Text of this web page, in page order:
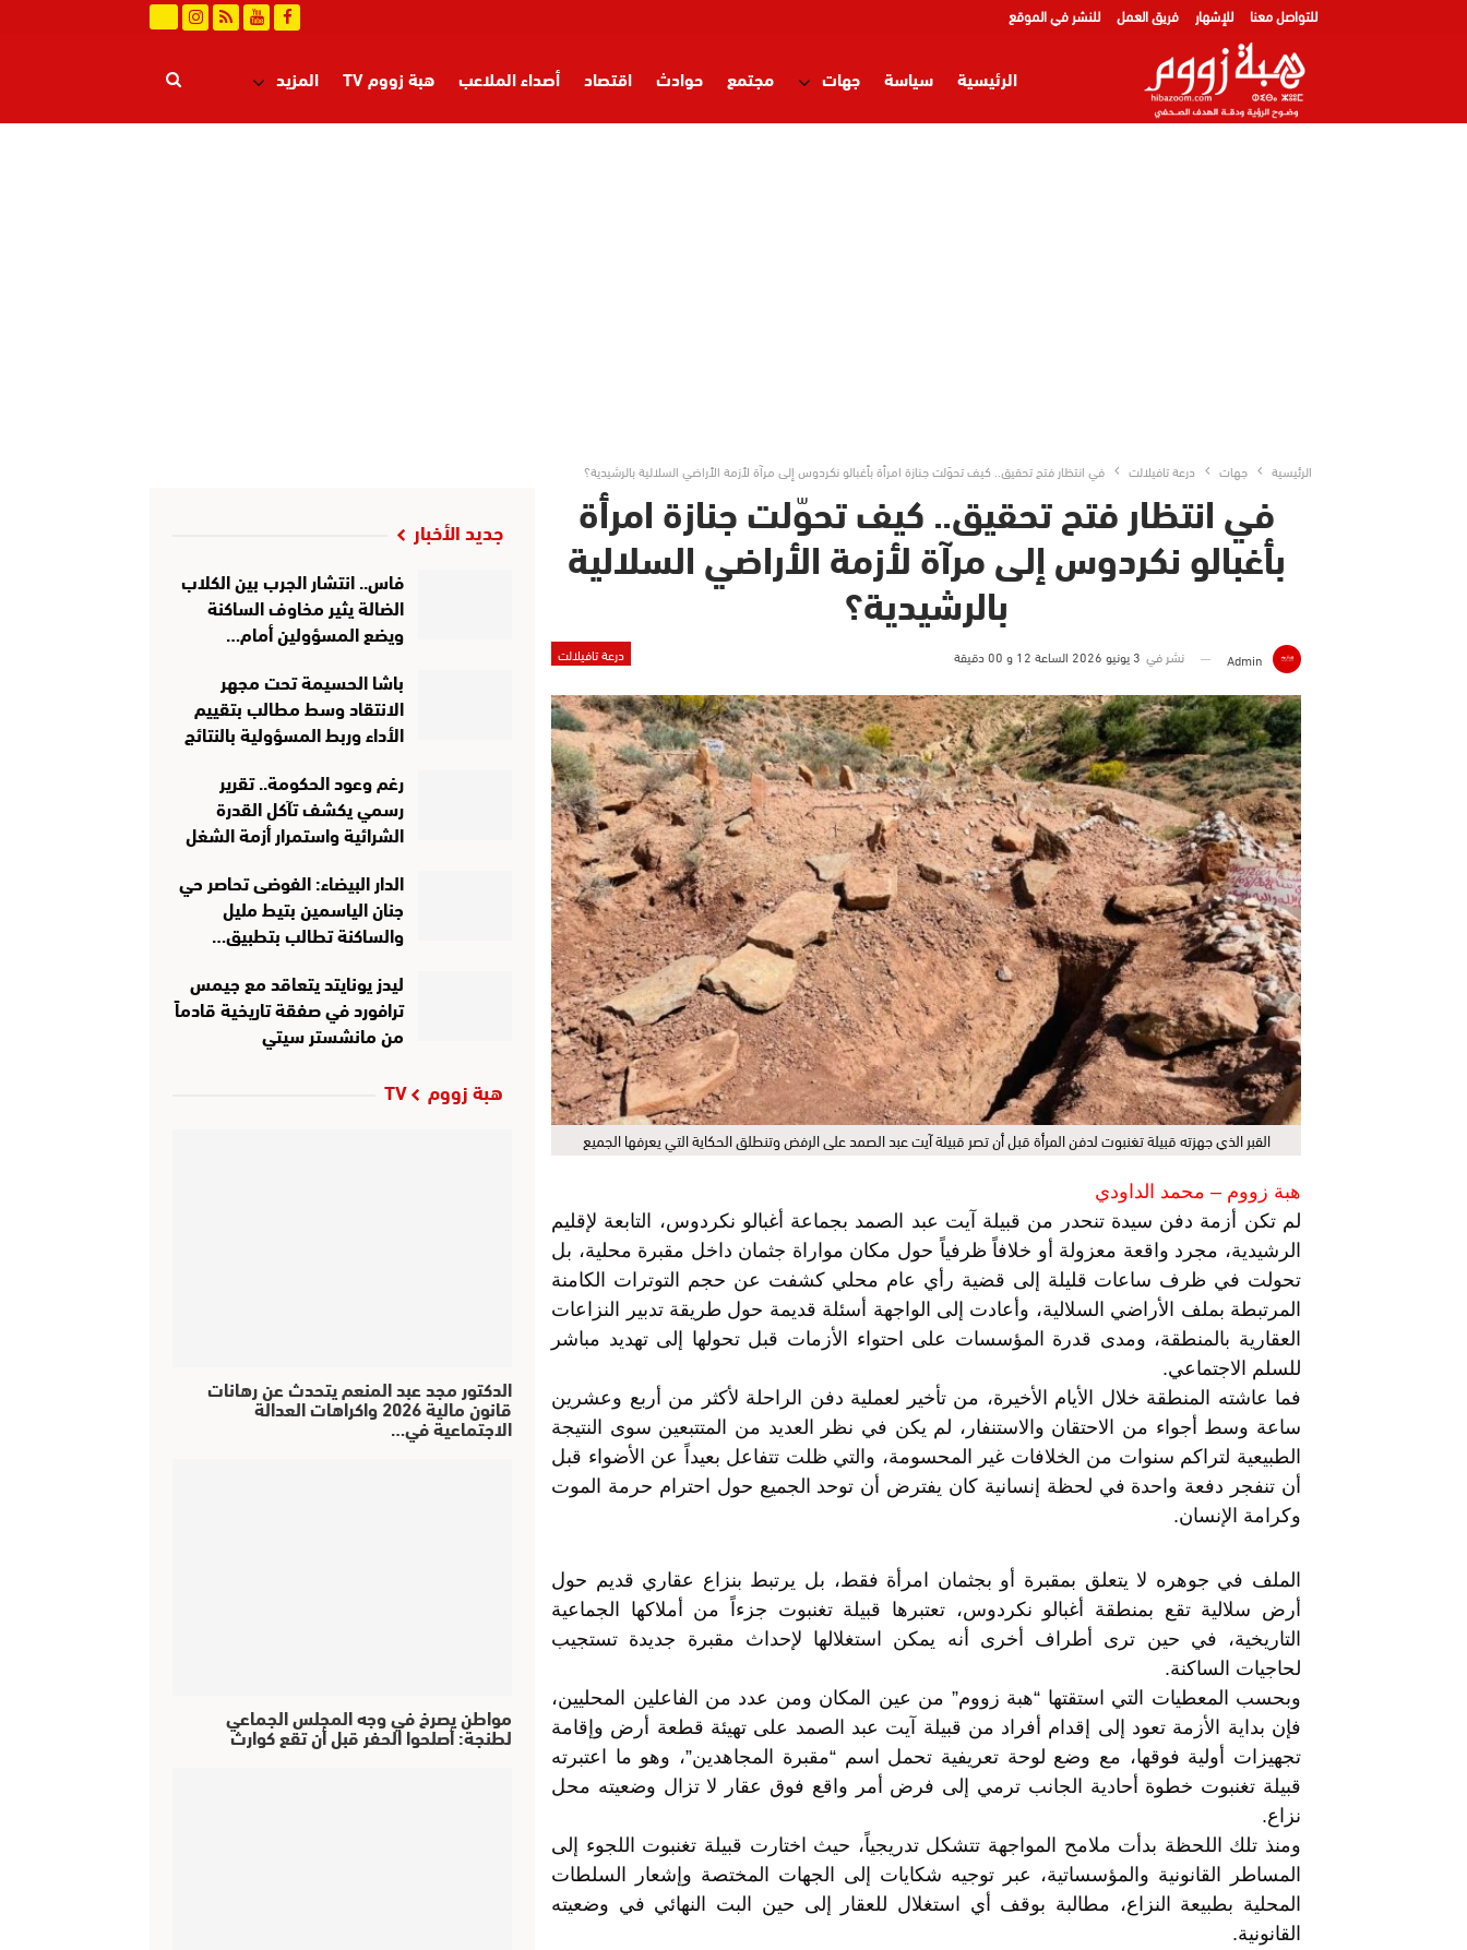
للتواصل معنا للإشهار فريق العمل للنشر في الموقع
الرئيسية سياسة جهات مجتمع حوادث اقتصاد أصداء الملاعب هبة زووم TV المزيد
الرئيسية جهات درعة تافيلالت في انتظار فتح تحقيق.. كيف تحوّلت جنازة امرأة بأغبالو نكردوس إلى مرآة لأزمة الأراضي السلالية بالرشيدية؟
في انتظار فتح تحقيق.. كيف تحوّلت جنازة امرأة
بأغبالو نكردوس إلى مرآة لأزمة الأراضي السلالية
بالرشيدية؟
درعة تافيلالت Admin نشر في 3 يونيو 2026 الساعة 12 و 00 دقيقة
القبر الذي جهزته قبيلة تغنبوت لدفن المرأة قبل أن تصر قبيلة آيت عبد الصمد على الرفض وتنطلق الحكاية التي يعرفها الجميع
هبة زووم – محمد الداودي
لم تكن أزمة دفن سيدة تنحدر من قبيلة آيت عبد الصمد بجماعة أغبالو نكردوس، التابعة لإقليم
الرشيدية، مجرد واقعة معزولة أو خلافاً ظرفياً حول مكان مواراة جثمان داخل مقبرة محلية، بل
تحولت في ظرف ساعات قليلة إلى قضية رأي عام محلي كشفت عن حجم التوترات الكامنة
المرتبطة بملف الأراضي السلالية، وأعادت إلى الواجهة أسئلة قديمة حول طريقة تدبير النزاعات
العقارية بالمنطقة، ومدى قدرة المؤسسات على احتواء الأزمات قبل تحولها إلى تهديد مباشر
للسلم الاجتماعي.
فما عاشته المنطقة خلال الأيام الأخيرة، من تأخير لعملية دفن الراحلة لأكثر من أربع وعشرين
ساعة وسط أجواء من الاحتقان والاستنفار، لم يكن في نظر العديد من المتتبعين سوى النتيجة
الطبيعية لتراكم سنوات من الخلافات غير المحسومة، والتي ظلت تتفاعل بعيداً عن الأضواء قبل
أن تنفجر دفعة واحدة في لحظة إنسانية كان يفترض أن توحد الجميع حول احترام حرمة الموت
وكرامة الإنسان.
الملف في جوهره لا يتعلق بمقبرة أو بجثمان امرأة فقط، بل يرتبط بنزاع عقاري قديم حول
أرض سلالية تقع بمنطقة أغبالو نكردوس، تعتبرها قبيلة تغنبوت جزءاً من أملاكها الجماعية
التاريخية، في حين ترى أطراف أخرى أنه يمكن استغلالها لإحداث مقبرة جديدة تستجيب
لحاجيات الساكنة.
وبحسب المعطيات التي استقتها “هبة زووم” من عين المكان ومن عدد من الفاعلين المحليين،
فإن بداية الأزمة تعود إلى إقدام أفراد من قبيلة آيت عبد الصمد على تهيئة قطعة أرض وإقامة
تجهيزات أولية فوقها، مع وضع لوحة تعريفية تحمل اسم “مقبرة المجاهدين”، وهو ما اعتبرته
قبيلة تغنبوت خطوة أحادية الجانب ترمي إلى فرض أمر واقع فوق عقار لا تزال وضعيته محل
نزاع.
ومنذ تلك اللحظة بدأت ملامح المواجهة تتشكل تدريجياً، حيث اختارت قبيلة تغنبوت اللجوء إلى
المساطر القانونية والمؤسساتية، عبر توجيه شكايات إلى الجهات المختصة وإشعار السلطات
المحلية بطبيعة النزاع، مطالبة بوقف أي استغلال للعقار إلى حين البت النهائي في وضعيته
القانونية.
جديد الأخبار
فاس.. انتشار الجرب بين الكلاب
الضالة يثير مخاوف الساكنة
ويضع المسؤولين أمام…
باشا الحسيمة تحت مجهر
الانتقاد وسط مطالب بتقييم
الأداء وربط المسؤولية بالنتائج
رغم وعود الحكومة.. تقرير
رسمي يكشف تآكل القدرة
الشرائية واستمرار أزمة الشغل
الدار البيضاء: الفوضى تحاصر حي
جنان الياسمين بتيط مليل
والساكنة تطالب بتطبيق…
ليدز يونايتد يتعاقد مع جيمس
ترافورد في صفقة تاريخية قادماً
من مانشستر سيتي
هبة زووم TV
الدكتور مجد عبد المنعم يتحدث عن رهانات
قانون مالية 2026 واكراهات العدالة
الاجتماعية في…
مواطن يصرخ في وجه المجلس الجماعي
لطنجة: أصلحوا الحفر قبل أن تقع كوارث